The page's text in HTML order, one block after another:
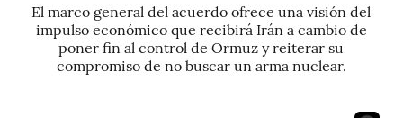
El marco general del acuerdo ofrece una visión del
impulso económico que recibirá Irán a cambio de
poner fin al control de Ormuz y reiterar su
compromiso de no buscar un arma nuclear.